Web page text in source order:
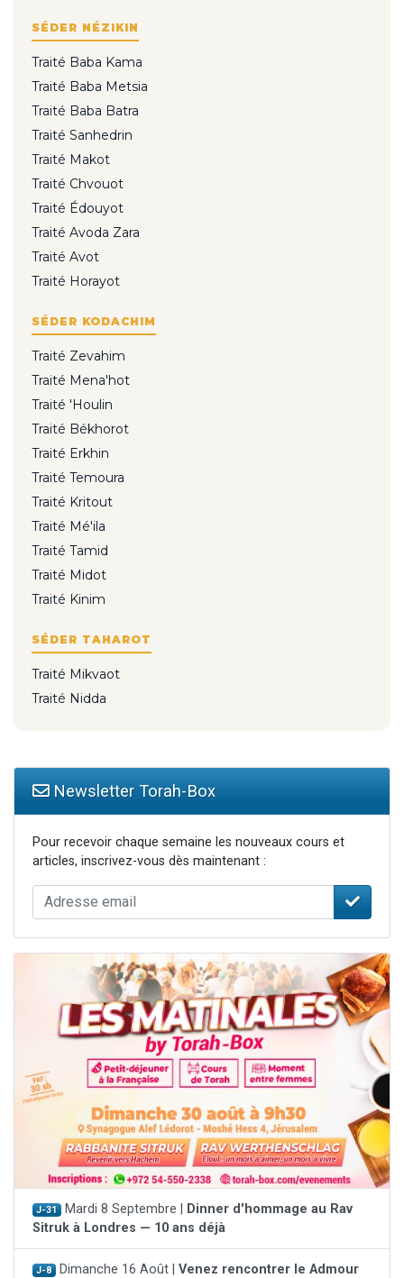
SÉDER NÉZIKIN
Traité Baba Kama
Traité Baba Metsia
Traité Baba Batra
Traité Sanhedrin
Traité Makot
Traité Chvouot
Traité Édouyot
Traité Avoda Zara
Traité Avot
Traité Horayot
SÉDER KODACHIM
Traité Zevahim
Traité Mena'hot
Traité 'Houlin
Traité Békhorot
Traité Erkhin
Traité Temoura
Traité Kritout
Traité Mé'ila
Traité Tamid
Traité Midot
Traité Kinim
SÉDER TAHAROT
Traité Mikvaot
Traité Nidda
Newsletter Torah-Box
Pour recevoir chaque semaine les nouveaux cours et
articles, inscrivez-vous dès maintenant :
J-31 Mardi 8 Septembre |
Dinner d'hommage au Rav
Sitruk à Londres — 10 ans déjà
J-8 Dimanche 16 Août | Venez rencontrer le Admour